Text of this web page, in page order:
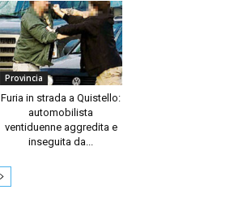
Provincia
Furia in strada a Quistello:
automobilista
ventiduenne aggredita e
inseguita da...